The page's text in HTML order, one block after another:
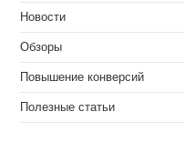
Новости
Обзоры
Повышение конверсий
Полезные статьи